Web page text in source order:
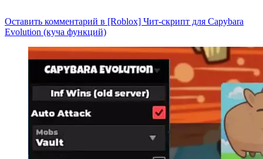
Оставить комментарий в [Roblox] Чит-скрипт для Capybara
Evolution (куча функций)